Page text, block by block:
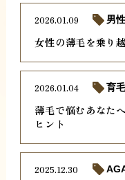
女性の薄毛を乗り
2026.01.09 男
薄毛で悩むあなた
ヒント
2026.01.04 育
2025.12.30